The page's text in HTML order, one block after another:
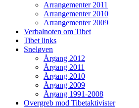
Arrangementer 2011
Arrangementer 2010
Arrangementer 2009
Verbalnoten om Tibet
Tibet links
Sneløven
Årgang 2012
Årgang 2011
Årgang 2010
Årgang 2009
Årgang 1991-2008
Overgreb mod Tibetaktivister